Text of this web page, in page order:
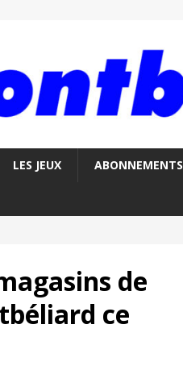
LES JEUX ABONNEMENTS
de
ce